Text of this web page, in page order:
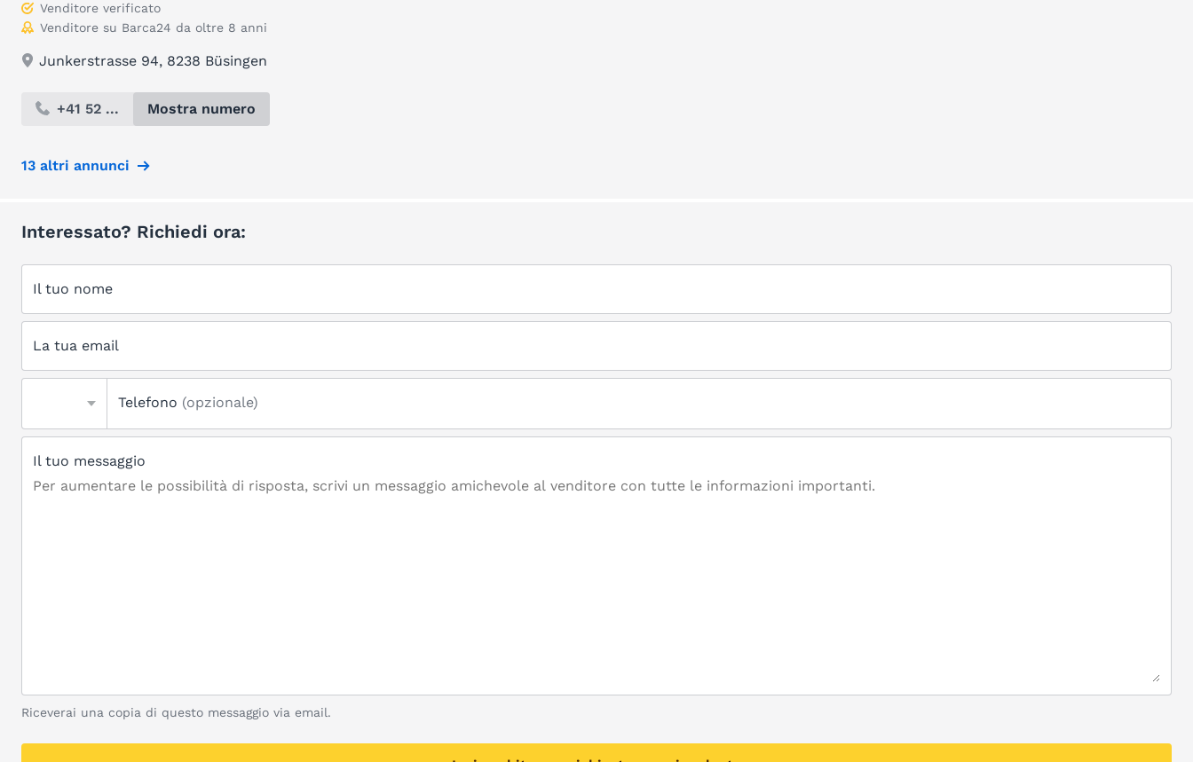
Venditore verificato
Venditore su Barca24 da oltre 8 anni
Junkerstrasse 94, 8238 Büsingen
+41 52 ... Mostra numero
13 altri annunci
Interessato? Richiedi ora:
Il tuo nome
La tua email
Telefono (opzionale)
Il tuo messaggio
Riceverai una copia di questo messaggio via email.